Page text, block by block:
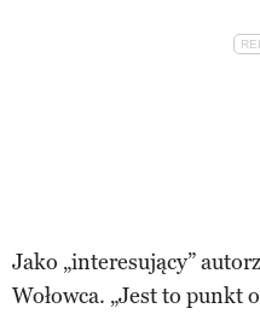
Jako „interesujący”
Wołowca. „Jest to punkt